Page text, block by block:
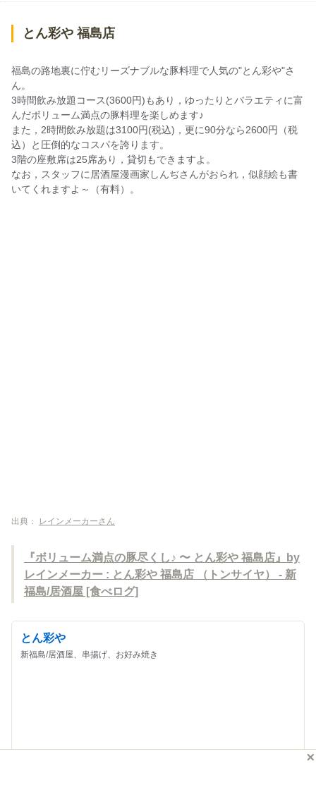
とん彩や 福島店
福島の路地裏に佇むリーズナブルな豚料理で人気の"とん彩や"さ
ん。
3時間飲み放題コース(3600円)もあり，ゆったりとバラエティに富
んだボリューム満点の豚料理を楽しめます♪
また，2時間飲み放題は3100円(税込)，更に90分なら2600円（税
込）と圧倒的なコスパを誇ります。
3階の座敷席は25席あり，貸切もできますよ。
なお，スタッフに居酒屋漫画家しんぢさんがおられ，似顔絵も書
いてくれますよ～（有料）。
出典： レインメーカーさん
『ボリューム満点の豚尽くし♪ 〜 とん彩や 福島店』by
レインメーカー : とん彩や 福島店 （トンサイヤ） - 新
福島/居酒屋 [食べログ]
とん彩や
新福島/居酒屋、串揚げ、お好み焼き